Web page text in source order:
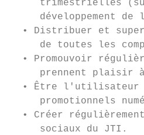
trimestrielles
développement de
• Distribuer et
de toutes les
• Promouvoir
prennent plaisir
• Être
promotionnels
• Créer
     sociaux du JTI.